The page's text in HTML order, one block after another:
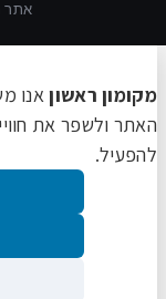
אתר
מקומון ראשוןאנו
האתר ולשפר את
להפעיל.